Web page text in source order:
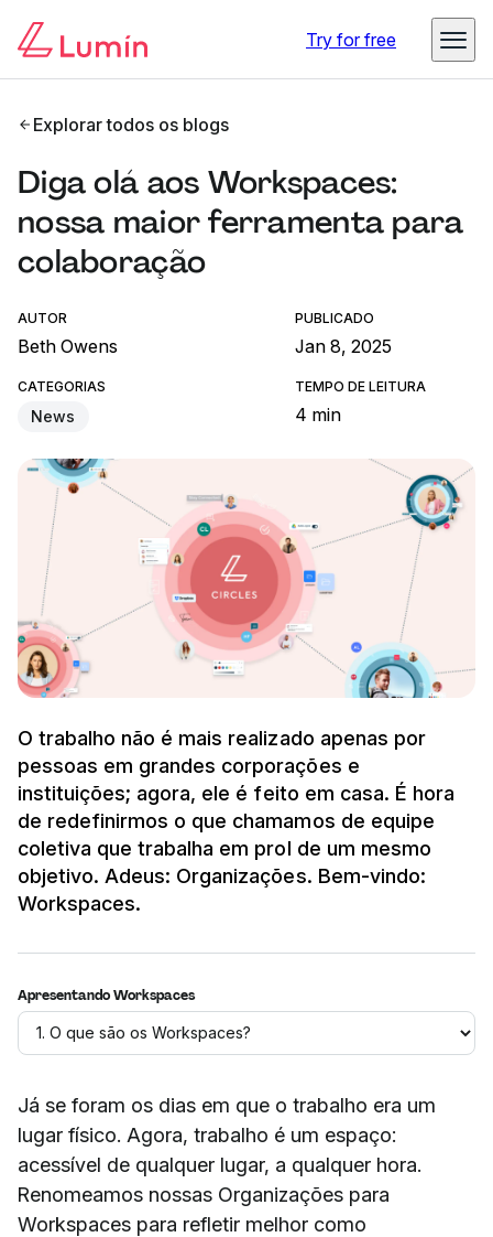
Try for free
Explorar todos os blogs
Diga olá aos Workspaces:
nossa maior ferramenta para
colaboração
AUTOR
Beth Owens
PUBLICADO
Jan 8, 2025
CATEGORIAS
News
TEMPO DE LEITURA
4 min
O trabalho não é mais realizado apenas por
pessoas em grandes corporações e
instituições; agora, ele é feito em casa. É hora
de redefinirmos o que chamamos de equipe
coletiva que trabalha em prol de um mesmo
objetivo. Adeus: Organizações. Bem-vindo:
Workspaces.
Apresentando Workspaces
Já se foram os dias em que o trabalho era um
lugar físico. Agora, trabalho é um espaço:
acessível de qualquer lugar, a qualquer hora.
Renomeamos nossas Organizações para
Workspaces para refletir melhor como